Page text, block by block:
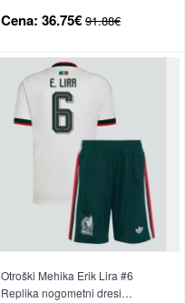
Kratek Rokav (+ hlače)
Cena: 36.75€ 91.88€
Otroški Mehika Erik Lira #6
Replika nogometni dresi